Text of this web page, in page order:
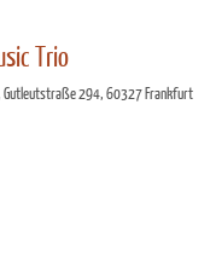
Trio
Gutleutstraße 294, 60327 Frankfurt